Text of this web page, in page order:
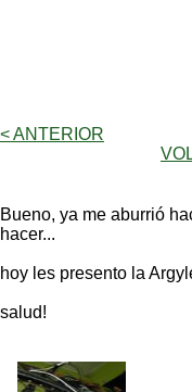
< ANTERIOR
Bueno, ya me aburrió
hacer...
hoy les presento la
salud!